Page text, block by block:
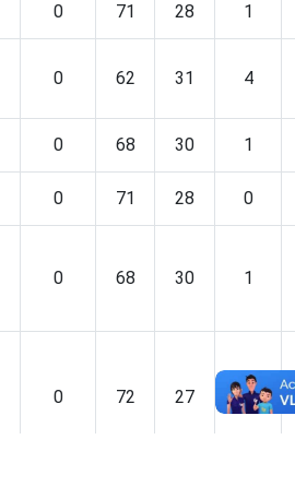
0 71 28 1
0 62 31 4
0 68 30 1
0 71 28 0
0 68 30 1
0 72 27 0